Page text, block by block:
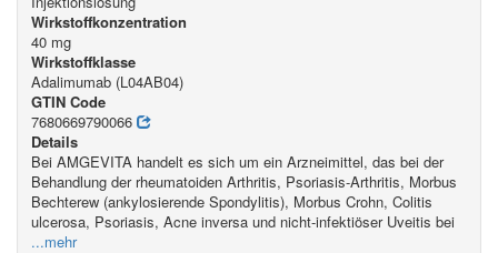
Wirkstoffkonzentration
40 mg
Wirkstoffklasse
Adalimumab (L04AB04)
GTIN Code
7680669790066
Details
Bei AMGEVITA handelt es sich um ein Arzneimittel, das bei der
Behandlung der rheumatoiden Arthritis, Psoriasis-Arthritis, Morbus
Bechterew (ankylosierende Spondylitis), Morbus Crohn, Colitis
ulcerosa, Psoriasis, Acne inversa und nicht-infektiöser Uveitis bei
...mehr